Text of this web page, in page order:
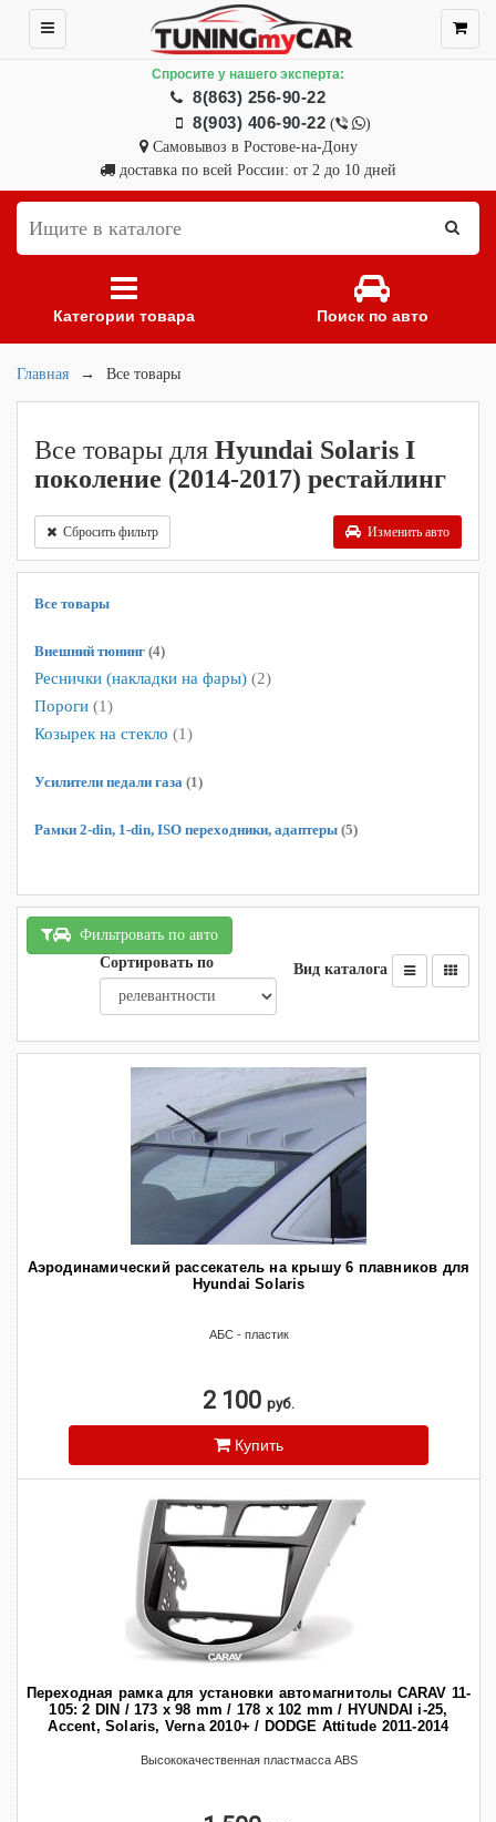
Спросите у нашего эксперта:
8(863) 256-90-22
8(903) 406-90-22 (
)
Самовывоз в Ростове-на-Дону
доставка по всей России: от 2 до 10 дней
Категории товара Поиск по авто
Главная → Все товары
Все товары для Hyundai Solaris I
поколение (2014-2017) рестайлинг
Сбросить фильтр Изменить авто
Все товары
Внешний тюнинг (4)
Реснички (накладки на фары) (2)
Пороги (1)
Козырек на стекло (1)
Усилители педали газа (1)
Рамки 2-din, 1-din, ISO переходники, адаптеры (5)
Фильтровать по авто
Вид каталога
Сортировать по
Аэродинамический рассекатель на крышу 6 плавников для
Hyundai Solaris
АБС - пластик
2 100 руб.
Купить
Переходная рамка для установки автомагнитолы CARAV 11-
105: 2 DIN / 173 x 98 mm / 178 x 102 mm / HYUNDAI i-25,
Accent, Solaris, Verna 2010+ / DODGE Attitude 2011-2014
Высококачественная пластмасса ABS